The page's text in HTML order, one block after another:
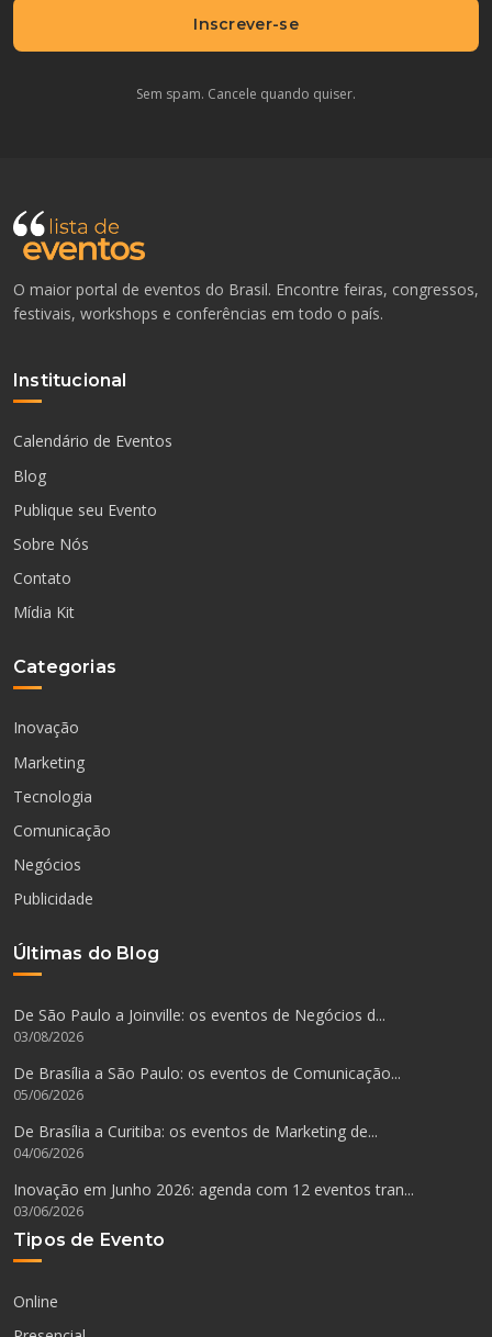
Inscrever-se
Sem spam. Cancele quando quiser.
O maior portal de eventos do Brasil. Encontre feiras, congressos,
festivais, workshops e conferências em todo o país.
Institucional
Calendário de Eventos
Blog
Publique seu Evento
Sobre Nós
Contato
Mídia Kit
Categorias
Inovação
Marketing
Tecnologia
Comunicação
Negócios
Publicidade
Últimas do Blog
De São Paulo a Joinville: os eventos de Negócios d...
03/08/2026
De Brasília a São Paulo: os eventos de Comunicação...
05/06/2026
De Brasília a Curitiba: os eventos de Marketing de...
04/06/2026
Inovação em Junho 2026: agenda com 12 eventos tran...
03/06/2026
Tipos de Evento
Online